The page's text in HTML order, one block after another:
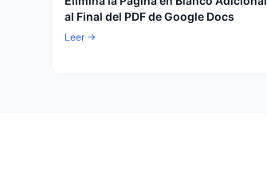
al Final del PDF de Google Docs
Leer →